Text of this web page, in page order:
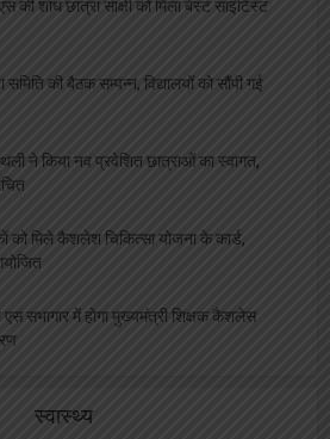
की शोध छात्रा साक्षी को मिला बेस्ट साइंटिस्ट
समिति की बैठक सम्पन्न, विद्यालयों को सौंपी गई
ने किया नव प्रवेशित छात्राओं का स्वागत,
को मिले कैशलेश चिकित्सा योजना के कार्ड,
एस सभागार में होगा मुख्यमंत्री शिक्षक कैशलेस
स्वास्थ्य